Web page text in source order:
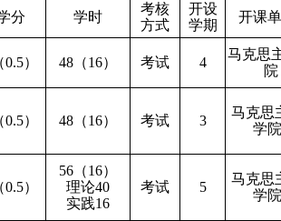
分 学时
考核
方式
开设
学期
开课
） 48（16） 考试 4
马克思
院
） 48（16） 考试 3
马克思
学院
）
56（16）
理论40
实践16
考试 5
马克思
学院